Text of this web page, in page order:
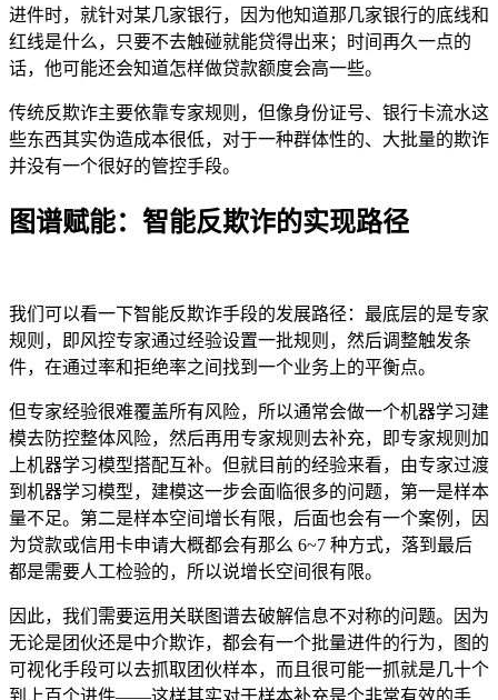
进件时，就针对某几家银行，因为他知道那几家银行的底线和
红线是什么，只要不去触碰就能贷得出来；时间再久一点的
话，他可能还会知道怎样做贷款额度会高一些。
传统反欺诈主要依靠专家规则，但像身份证号、银行卡流水这
些东西其实伪造成本很低，对于一种群体性的、大批量的欺诈
并没有一个很好的管控手段。
图谱赋能：智能反欺诈的实现路径
我们可以看一下智能反欺诈手段的发展路径：最底层的是专家
规则，即风控专家通过经验设置一批规则，然后调整触发条
件，在通过率和拒绝率之间找到一个业务上的平衡点。
但专家经验很难覆盖所有风险，所以通常会做一个机器学习建
模去防控整体风险，然后再用专家规则去补充，即专家规则加
上机器学习模型搭配互补。但就目前的经验来看，由专家过渡
到机器学习模型，建模这一步会面临很多的问题，第一是样本
量不足。第二是样本空间增长有限，后面也会有一个案例，因
为贷款或信用卡申请大概都会有那么 6~7 种方式，落到最后
都是需要人工检验的，所以说增长空间很有限。
因此，我们需要运用关联图谱去破解信息不对称的问题。因为
无论是团伙还是中介欺诈，都会有一个批量进件的行为，图的
可视化手段可以去抓取团伙样本，而且很可能一抓就是几十个
到上百个进件——这样其实对于样本补充是个非常有效的手